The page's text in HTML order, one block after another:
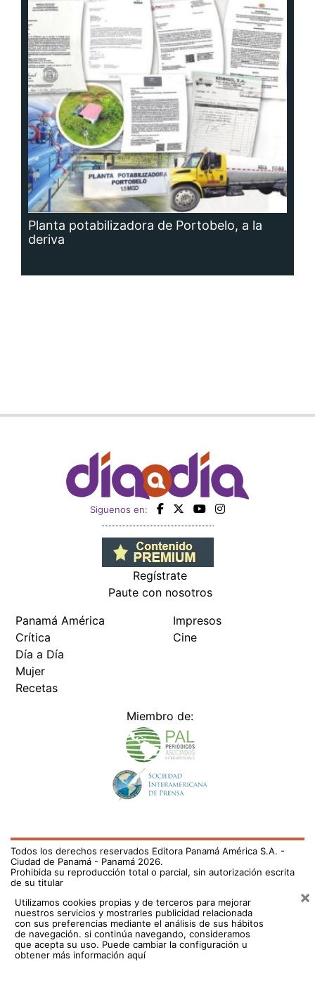
Planta potabilizadora de Portobelo, a la
deriva
Siguenos en:
Regístrate
Paute con nosotros
Crítica
Día a Día
Mujer
Recetas
Cine
Todos los derechos reservados Editora Panamá América S.A. -
Ciudad de Panamá - Panamá 2026.
Prohibida su reproducción total o parcial, sin autorización escrita
de su titular
Utilizamos cookies propias y de terceros para mejorar
nuestros servicios y mostrarles publicidad relacionada
con sus preferencias mediante el análisis de sus hábitos
de navegación. si continúa navegando, consideramos
que acepta su uso.Puede cambiar la configuración u
obtener más información aquí